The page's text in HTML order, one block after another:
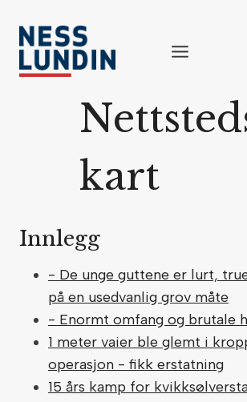
content
kart
Innlegg
- De unge guttene er lurt,
på en usedvanlig grov måte
- Enormt omfang og brutale
1 meter vaier ble glemt i
operasjon - fikk erstatning
15 års kamp for